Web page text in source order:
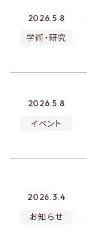
2026.5.8
学術・研究
2026.5.8
イベント
2026.3.4
お知らせ